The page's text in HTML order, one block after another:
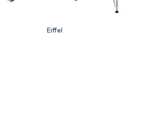
Eiffel